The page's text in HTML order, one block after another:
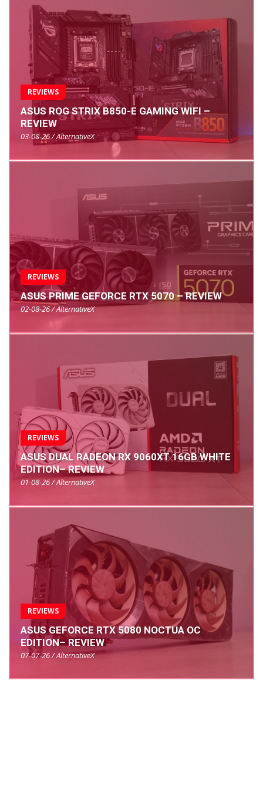
REVIEWS
ASUS ROG STRIX B850-E GAMING WIFI –
REVIEW
03-08-26 / AlternativeX
REVIEWS
ASUS PRIME GEFORCE RTX 5070 – REVIEW
02-08-26 / AlternativeX
REVIEWS
ASUS DUAL RADEON RX 9060XT 16GB WHITE
EDITION– REVIEW
01-08-26 / AlternativeX
REVIEWS
ASUS GEFORCE RTX 5080 NOCTUA OC
EDITION– REVIEW
07-07-26 / AlternativeX